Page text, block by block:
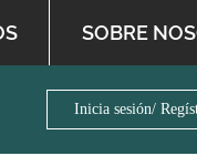
SOBRE
Inicia sesión/